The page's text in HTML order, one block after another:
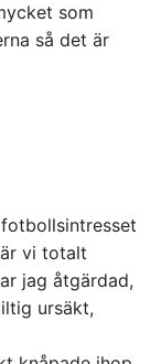
som
så det är
vi totalt
jag åtgärdad,
ursäkt,